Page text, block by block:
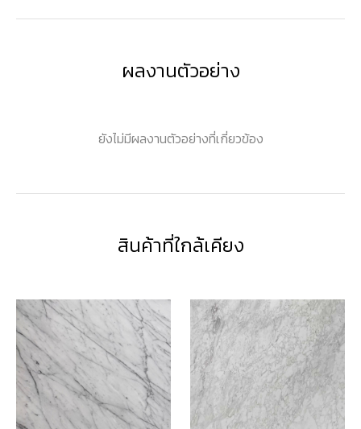
ผลงานตัวอย่าง
ยังไม่มีผลงานตัวอย่างที่เกี่ยวข้อง
สินค้าที่ใกล้เคียง